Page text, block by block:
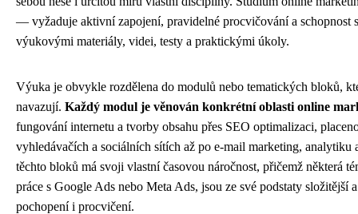
— vyžaduje aktivní zapojení, pravidelné procvičování a schopnost
výukovými materiály, videi, testy a praktickými úkoly.
Výuka je obvykle rozdělena do modulů nebo tematických bloků,
navazují. Každý modul je věnován konkrétní oblasti online
fungování internetu a tvorby obsahu přes SEO optimalizaci,
vyhledávačích a sociálních sítích až po e-mail marketing, analytiku
těchto bloků má svoji vlastní časovou náročnost, přičemž některá
práce s Google Ads nebo Meta Ads, jsou ze své podstaty složitější
pochopení i procvičení.